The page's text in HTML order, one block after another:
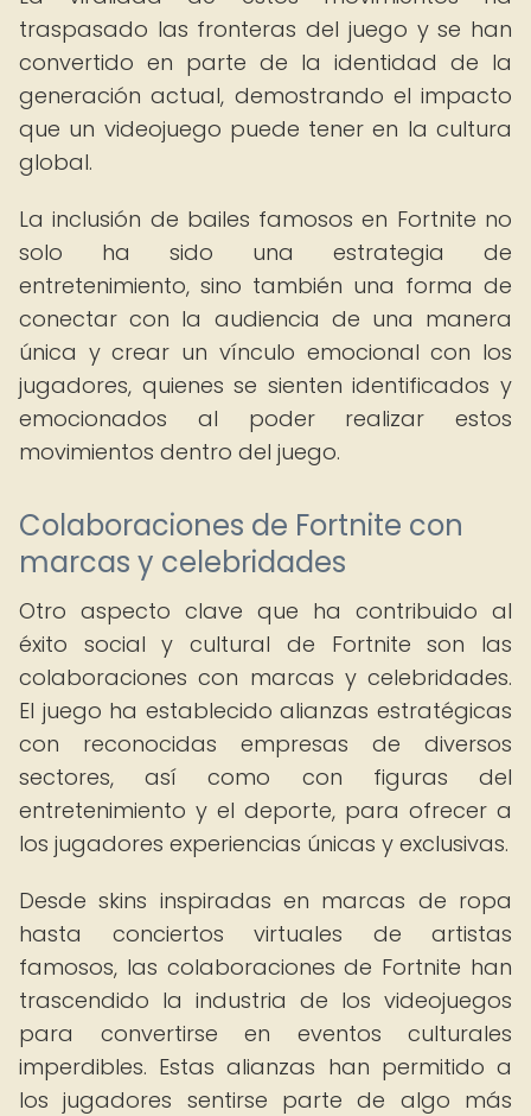
traspasado las fronteras del juego y se han
convertido en parte de la identidad de la
generación actual, demostrando el impacto
que un videojuego puede tener en la cultura
global.
La inclusión de bailes famosos en Fortnite no
solo ha sido una estrategia de
entretenimiento, sino también una forma de
conectar con la audiencia de una manera
única y crear un vínculo emocional con los
jugadores, quienes se sienten identificados y
emocionados al poder realizar estos
movimientos dentro del juego.
Colaboraciones de Fortnite con
marcas y celebridades
Otro aspecto clave que ha contribuido al
éxito social y cultural de Fortnite son las
colaboraciones con marcas y celebridades.
El juego ha establecido alianzas estratégicas
con reconocidas empresas de diversos
sectores, así como con figuras del
entretenimiento y el deporte, para ofrecer a
los jugadores experiencias únicas y exclusivas.
Desde skins inspiradas en marcas de ropa
hasta conciertos virtuales de artistas
famosos, las colaboraciones de Fortnite han
trascendido la industria de los videojuegos
para convertirse en eventos culturales
imperdibles. Estas alianzas han permitido a
los jugadores sentirse parte de algo más